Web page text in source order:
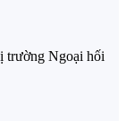
trường Ngoại hối